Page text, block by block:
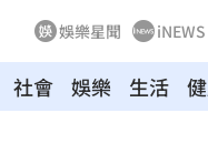
娛樂星聞 iNEWS
社會 娛樂 生活